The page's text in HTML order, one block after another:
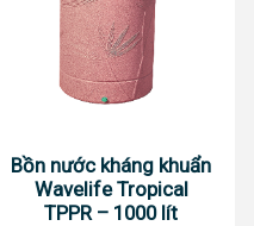
Bồn nước kháng khuẩn
Wavelife Tropical
TPPR – 1000 lít